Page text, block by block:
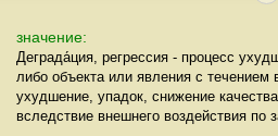
значение:
Деграда́ция, регрессия - процесс
либо объекта или явления с течением
ухудшение, упадок, снижение
вследствие внешнего воздействия по